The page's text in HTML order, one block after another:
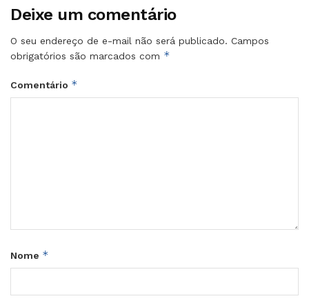
Deixe um comentário
O seu endereço de e-mail não será publicado. Campos
obrigatórios são marcados com *
Comentário *
Nome *